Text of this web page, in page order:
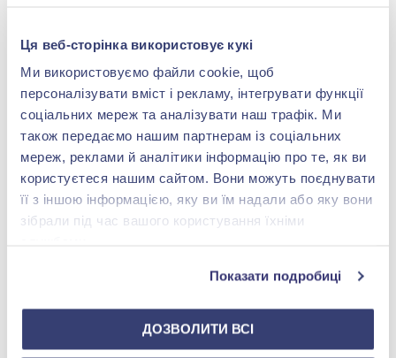
Ця веб-сторінка використовує кукі
Ми використовуємо файли cookie, щоб
персоналізувати вміст і рекламу, інтегрувати функції
соціальних мереж та аналізувати наш трафік. Ми
також передаємо нашим партнерам із соціальних
мереж, реклами й аналітики інформацію про те, як ви
користуєтеся нашим сайтом. Вони можуть поєднувати
її з іншою інформацією, яку ви їм надали або яку вони
зібрали під час вашого користування їхніми
Показати подробиці
ДОЗВОЛИТИ ВСІ
Підвіска з білого золота
585° з діамантом 0,02ct
та аметистом 11,61ct, арт.
119719-11.200-465
85 273,00 грн
25 581,90 грн
(арт. 119719-11.200-465)
Підвіска з червоного
золота 585° з діамантом
0,24ct та топазом Swiss
Blue 6,36ct, арт. 119685-
11.200-904
106 924,00 грн
32 077,20 грн
(арт. 119685-11.200-904)